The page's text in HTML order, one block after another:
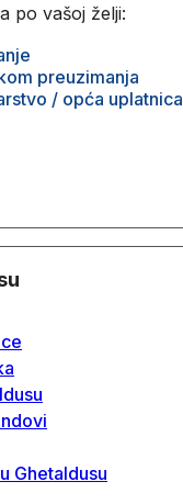
po vašoj želji:
preuzimanja
/ opća uplatnica
Ghetaldusu